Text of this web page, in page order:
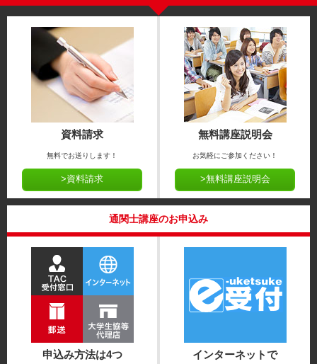
資料請求
無料でお送りします！
>資料請求
無料講座説明会
お気軽にご参加ください！
>無料講座説明会
通関士講座のお申込み
申込み方法は4つ
インターネットで